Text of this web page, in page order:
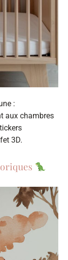
:
aux chambres
3D.